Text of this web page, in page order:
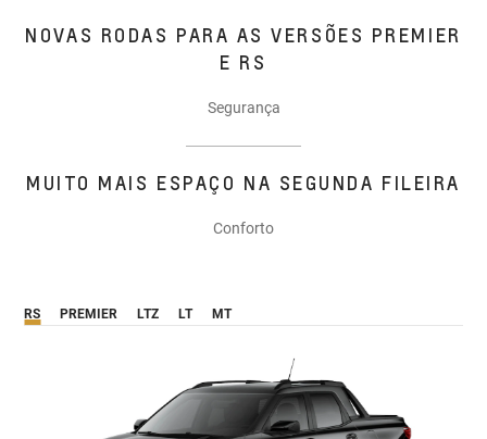
NOVAS RODAS PARA AS VERSÕES PREMIER
E RS
Segurança
MUITO MAIS ESPAÇO NA SEGUNDA FILEIRA
Conforto
RS PREMIER LTZ LT MT